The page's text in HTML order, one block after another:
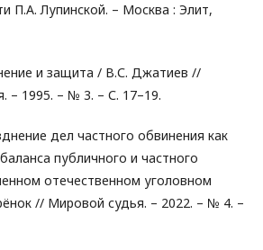
П.А. Лупинской. – Москва : Элит,
и защита / В.С. Джатиев //
– 1995. – № 3. – С. 17–19.
дел частного обвинения как
публичного и частного
отечественном уголовном
// Мировой судья. – 2022. – № 4. –